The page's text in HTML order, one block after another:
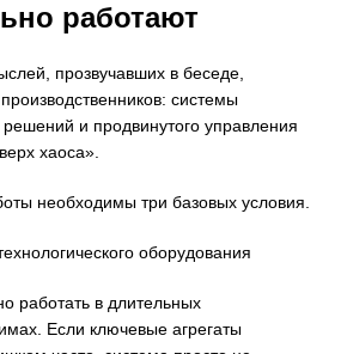
работают
прозвучавших в беседе,
системы
и продвинутого управления
хаоса».
необходимы три базовых условия.
оборудования
работать в длительных
Если ключевые агрегаты